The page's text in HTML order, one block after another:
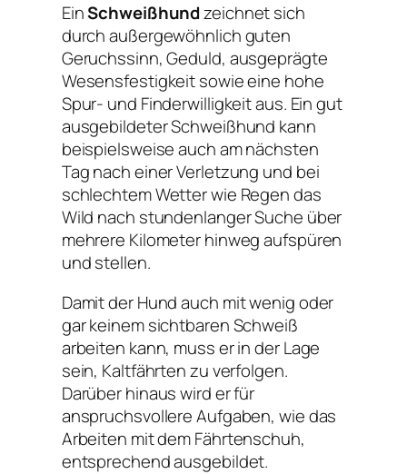
EinSchweißhundzeichnet sich
durch außergewöhnlich guten
Geruchssinn, Geduld, ausgeprägte
Wesensfestigkeit sowie eine hohe
Spur- und Finderwilligkeit aus. Ein gut
ausgebildeter Schweißhund kann
beispielsweise auch am nächsten
Tag nach einer Verletzung und bei
schlechtem Wetter wie Regen das
Wild nach stundenlanger Suche über
mehrere Kilometer hinweg aufspüren
und stellen.
Damit der Hund auch mit wenig oder
gar keinem sichtbaren Schweiß
arbeiten kann, muss er in der Lage
sein, Kaltfährten zu verfolgen.
Darüber hinaus wird er für
anspruchsvollere Aufgaben, wie das
Arbeiten mit dem Fährtenschuh,
entsprechend ausgebildet.